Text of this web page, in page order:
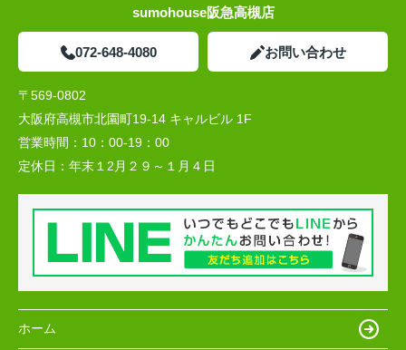
sumohouse阪急高槻店
072-648-4080 お問い合わせ
〒569-0802
大阪府高槻市北園町19-14 キャルビル 1F
営業時間： 10：00-19：00
定休日： 年末１2月２９～１月４日
ホーム